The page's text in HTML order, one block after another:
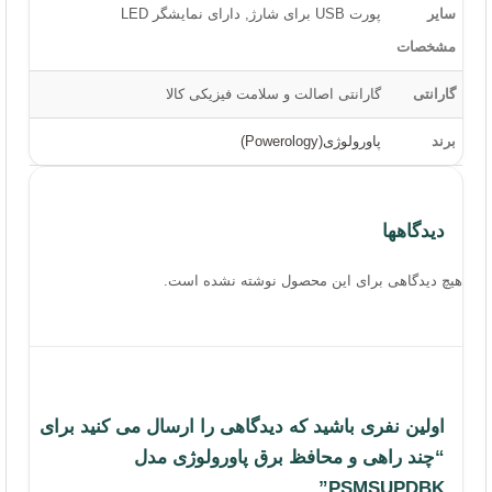
سایر
مشخصات
پورت USB برای شارژ, دارای نمایشگر LED
گارانتی گارانتی اصالت و سلامت فیزیکی کالا
برند پاورولوژی(Powerology)
دیدگاهها
هیچ دیدگاهی برای این محصول نوشته نشده است.
اولین نفری باشید که دیدگاهی را ارسال می کنید برای
“چند راهی و محافظ برق پاورولوژی مدل
PSMSUPDBK”
و اداری تجهیزات ذخیره سازیو همچنین تجهیزات گیمینگ و گجت‌های تکنولوژی را،
از معتبرترین برندهای موجود در بازار، با گارانتی معتبر و امکان بازگشت کالای معیوب
دسترسی‌ها
محصولات
تجهیزات شبکه خانگی و اداری